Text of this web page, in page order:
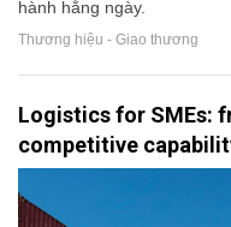
hành hằng ngày.
Thương hiệu - Giao thương
Logistics for SMEs:
competitive